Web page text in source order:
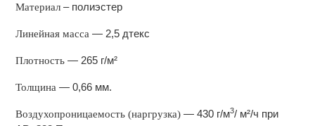
Материал– полиэстер
Линейная масса — 2,5 дтекс
Плотность — 265 г/м²
Толщина — 0,66 мм.
Воздухопроницаемость (наргрузка) — 430 г/м3/ м²/ч при